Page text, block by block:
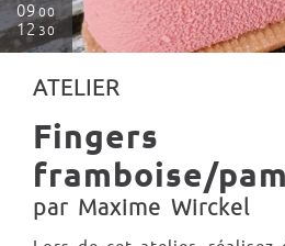
09 00
1230
ATELIER
Fingers
framboise/
par Maxime Wirckel